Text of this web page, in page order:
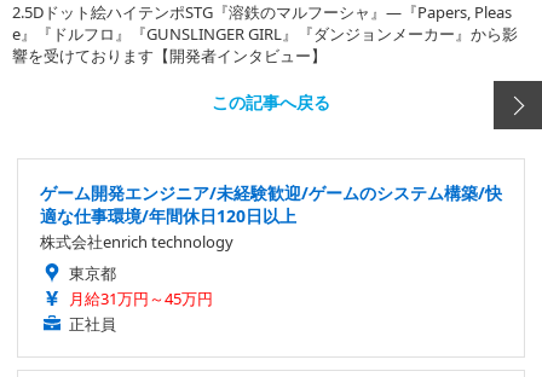
2.5Dドット絵ハイテンポSTG『溶鉄のマルフーシャ』―『Papers, Pleas
e』『ドルフロ』『GUNSLINGER GIRL』『ダンジョンメーカー』から影
響を受けております【開発者インタビュー】
この記事へ戻る
ゲーム開発エンジニア/未経験歓迎/ゲームのシステム構築/快
適な仕事環境/年間休日120日以上
株式会社enrich technology
東京都
月給31万円～45万円
正社員